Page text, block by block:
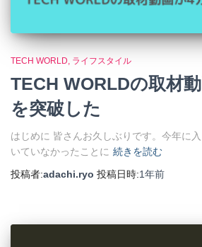
TECH WORLD ライフスタイル
TECH WORLDの取材
を突破した
はじめに 皆さんお久しぶりです。今年に
いていなかったことに 続きを読む
投稿者:adachi.ryo 投稿日時:1年前